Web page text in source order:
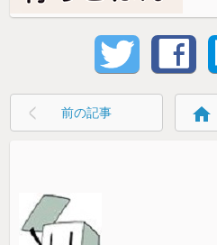
前の記事 home